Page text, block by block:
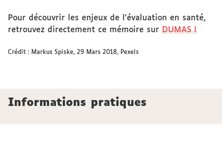
Pour découvrir les enjeux de l’évaluation en santé,
retrouvez directement ce mémoire sur DUMAS !
Crédit : Markus Spiske, 29 Mars 2018, Pexels
Informations pratiques